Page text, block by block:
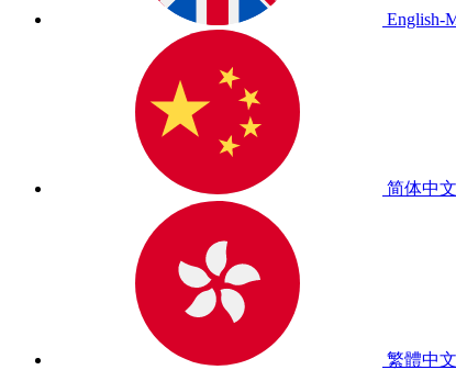
English-
简体中文
繁體中文